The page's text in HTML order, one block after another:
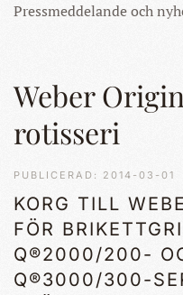
Weber
rotisseri
PUBLICERAD: 2014-03-01
KORG TILL
FÖR
Q®2000/200-
Q®3000/300-
Pressmeddelande och